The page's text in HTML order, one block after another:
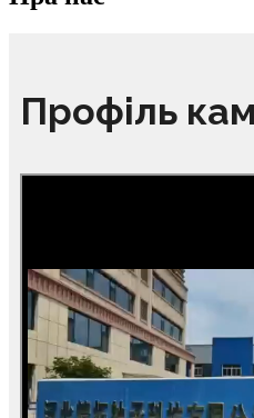
Профіль